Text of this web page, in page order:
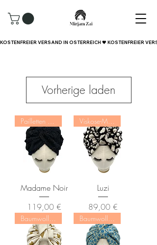
KOSTENFREIER VERSAND IN ÖSTERREICH 🖤
Vorherige laden
Pailletten & Spitze
Madame Noir
Preis
119,00 €
Viskose-Mischung
Luzi
Preis
89,00 €
Baumwoll-Mischung Baumwoll-Mischung